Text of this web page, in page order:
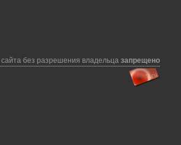
без разрешения владельца запрещено